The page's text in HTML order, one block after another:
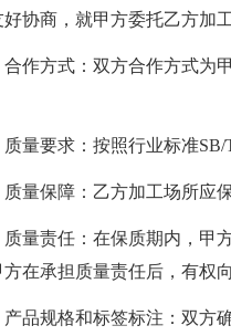
好协商，就甲方委托乙方加
合作方式：双方合作方式为
质量要求：按照行业标准SB/
质量保障：乙方加工场所应
质量责任：在保质期内，甲
在承担质量责任后，有权
产品规格和标签标注：双方